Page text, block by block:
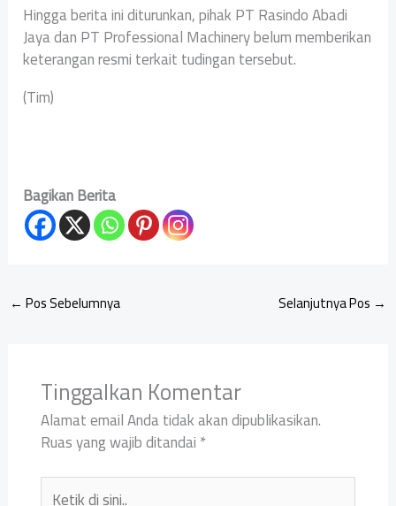
Hingga berita ini diturunkan, pihak PT Rasindo Abadi
Jaya dan PT Professional Machinery belum memberikan
keterangan resmi terkait tudingan tersebut.
(Tim)
Bagikan Berita
← Pos Sebelumnya Selanjutnya Pos →
Tinggalkan Komentar
Alamat email Anda tidak akan dipublikasikan.
Ruas yang wajib ditandai*
Ketik